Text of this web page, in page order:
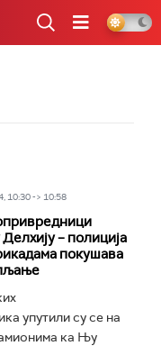
10:30 -> 10:58
– полиција
покушава
упутили су се на
ка Њу